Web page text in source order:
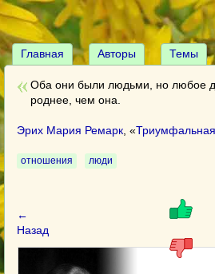
Главная Авторы Темы
Оба они были людьми, но любое
роднее, чем она.
Эрих Мария Ремарк , «
отношения люди
←
Назад